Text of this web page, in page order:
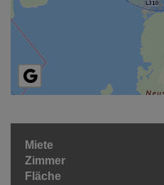
Miete
Zimmer
Fläche